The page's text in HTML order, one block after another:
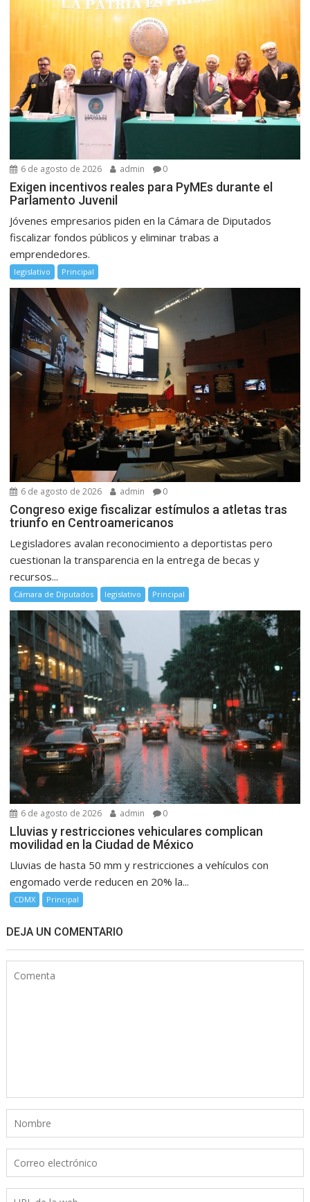
6 de agosto de 2026 admin 0
Exigen incentivos reales para PyMEs durante el
Parlamento Juvenil
Jóvenes empresarios piden en la Cámara de Diputados
fiscalizar fondos públicos y eliminar trabas a
emprendedores.
legislativo Principal
6 de agosto de 2026 admin 0
Congreso exige fiscalizar estímulos a atletas tras
triunfo en Centroamericanos
Legisladores avalan reconocimiento a deportistas pero
cuestionan la transparencia en la entrega de becas y
recursos...
Cámara de Diputados legislativo Principal
6 de agosto de 2026 admin 0
Lluvias y restricciones vehiculares complican
movilidad en la Ciudad de México
Lluvias de hasta 50 mm y restricciones a vehículos con
engomado verde reducen en 20% la...
CDMX Principal
DEJA UN COMENTARIO